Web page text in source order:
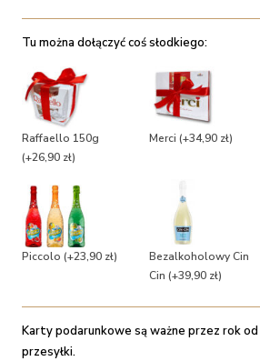
Tu można dołączyć coś słodkiego:
Raffaello 150g
(+26,90 zł)
Merci (+34,90 zł)
Piccolo (+23,90 zł)
Bezalkoholowy Cin
Cin (+39,90 zł)
Karty podarunkowe są ważne przez rok
przesyłki.